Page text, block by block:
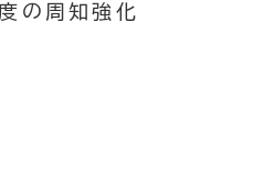
の周知強化